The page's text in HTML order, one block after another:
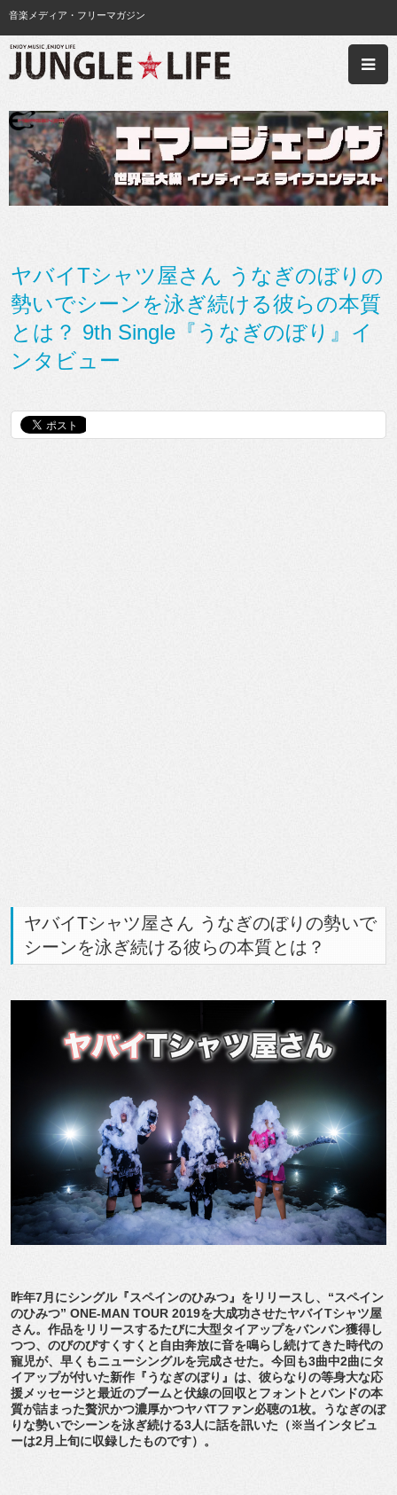
音楽メディア・フリーマガジン
ヤバイTシャツ屋さん うなぎのぼりの
勢いでシーンを泳ぎ続ける彼らの本質
とは？ 9th Single『うなぎのぼり』イ
ンタビュー
ヤバイTシャツ屋さん うなぎのぼりの勢いで
シーンを泳ぎ続ける彼らの本質とは？
昨年7月にシングル『スペインのひみつ』をリリースし、“スペイン
のひみつ” ONE-MAN TOUR 2019を大成功させたヤバイTシャツ屋
さん。作品をリリースするたびに大型タイアップをバンバン獲得し
つつ、のびのびすくすくと自由奔放に音を鳴らし続けてきた時代の
寵児が、早くもニューシングルを完成させた。今回も3曲中2曲にタ
イアップが付いた新作『うなぎのぼり』は、彼らなりの等身大な応
援メッセージと最近のブームと伏線の回収とフォントとバンドの本
質が詰まった贅沢かつ濃厚かつヤバTファン必聴の1枚。うなぎのぼ
りな勢いでシーンを泳ぎ続ける3人に話を訊いた（※当インタビュ
ーは2月上旬に収録したものです）。